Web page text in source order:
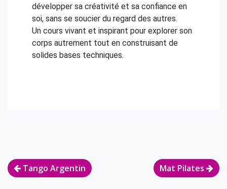
développer sa créativité et sa confiance en
soi, sans se soucier du regard des autres.
Un cours vivant et inspirant pour explorer son
corps autrement tout en construisant de
solides bases techniques.
Navigation
de
Tango Argentin Mat Pilates